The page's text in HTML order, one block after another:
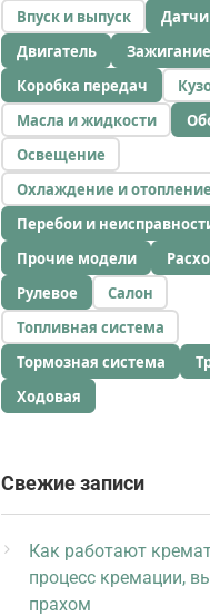
Впуск и выпуск
Двигатель
Зажигание
Коробка передач
Масла и жидкости
Освещение
Охлаждение и отопление
Перебои и
Прочие модели
Рулевое
Салон
Топливная система
Тормозная система
Ходовая
Свежие записи
Как работают
процесс кремации,
прахом